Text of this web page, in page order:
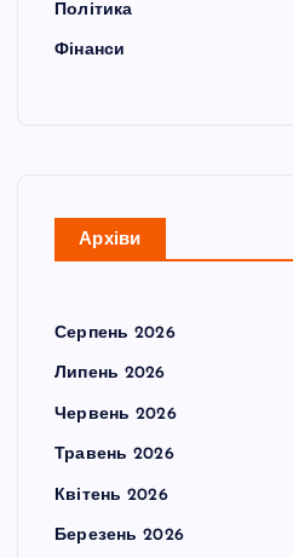
Політика
Фінанси
Архіви
Серпень 2026
Липень 2026
Червень 2026
Травень 2026
Квітень 2026
Березень 2026